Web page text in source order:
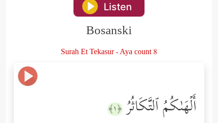
Listen
Bosanski
Surah Et Tekasur - Aya count 8
أَلۡهَىٰكُمُ ٱلتَّكَاثُرُ ﴿١﴾